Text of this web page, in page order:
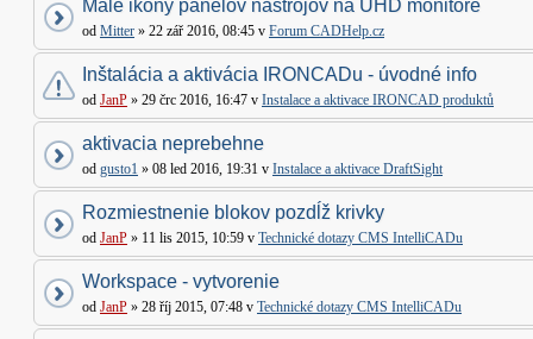
Malé ikony panelov nástrojov na UHD monitore
od Mitter » 22 zář 2016, 08:45 v Forum CADHelp.cz
Inštalácia a aktivácia IRONCADu - úvodné info
od JanP » 29 črc 2016, 16:47 v Instalace a aktivace IRONCAD produktů
aktivacia neprebehne
od gusto1 » 08 led 2016, 19:31 v Instalace a aktivace DraftSight
Rozmiestnenie blokov pozdĺž krivky
od JanP » 11 lis 2015, 10:59 v Technické dotazy CMS IntelliCADu
Workspace - vytvorenie
od JanP » 28 říj 2015, 07:48 v Technické dotazy CMS IntelliCADu